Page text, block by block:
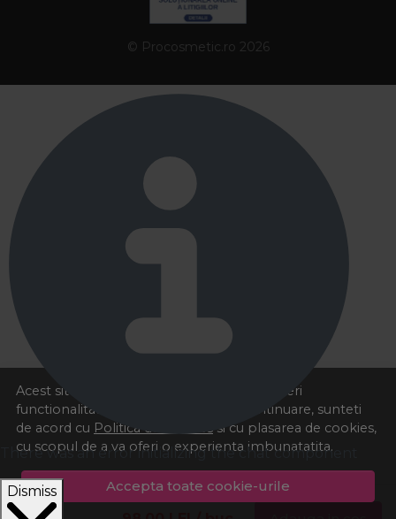
Acest site foloseste cookies pentru a va oferi
functionalitatea dorita. Navigand in continuare, sunteti
de acord cu Politica de cookies si cu plasarea de cookies,
cu scopul de a va oferi o experienta imbunatatita.
Accepta toate cookie-urile
© Procosmetic.ro 2026
There was an error initializing the chat component
Dismiss